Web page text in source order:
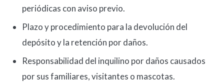
periódicas con aviso previo.
Plazo y procedimiento para la devolución del
depósito y la retención por daños.
Responsabilidad del inquilino por daños causados
por sus familiares, visitantes o mascotas.